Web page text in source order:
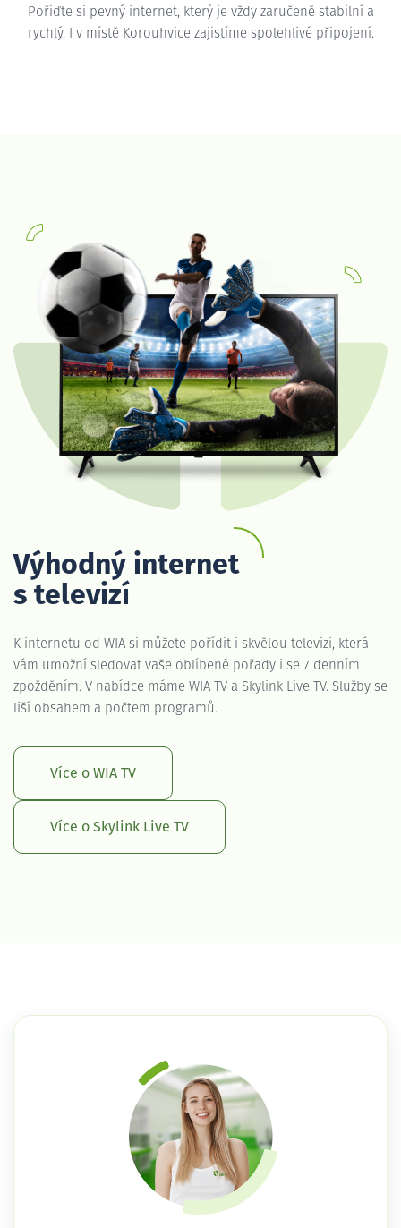
Pořiďte si pevný internet, který je vždy zaručeně stabilní a
rychlý. I v místě Korouhvice zajistíme spolehlivé připojení.
Výhodný internet
s televizí
K internetu od WIA si můžete pořídit i skvělou televizi, která
vám umožní sledovat vaše oblíbené pořady i se 7 denním
zpožděním. V nabídce máme WIA TV a Skylink Live TV. Služby se
liší obsahem a počtem programů.
Více o WIA TV
Více o Skylink Live TV